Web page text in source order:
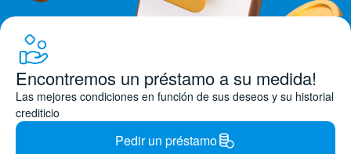
Encontremos un préstamo a su medida!
Las mejores condiciones en función de sus deseos y su historial
crediticio
Pedir un préstamo